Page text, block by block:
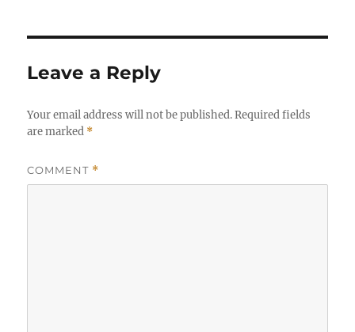
Leave a Reply
Your email address will not be published. Required fields
are marked *
COMMENT *